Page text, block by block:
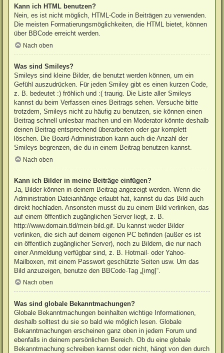
Kann ich HTML benutzen?
Nein, es ist nicht möglich, HTML-Code in Beiträgen zu verwenden.
Die meisten Formatierungsmöglichkeiten, die HTML bietet, können
über BBCode erreicht werden.
Nach oben
Was sind Smileys?
Smileys sind kleine Bilder, die benutzt werden können, um ein
Gefühl auszudrücken. Für jeden Smiley gibt es einen kurzen Code,
z. B. bedeutet :) fröhlich und :( traurig. Die Liste aller Smileys
kannst du beim Verfassen eines Beitrags sehen. Versuche bitte
trotzdem, Smileys nicht zu häufig zu benutzen, sie können einen
Beitrag schnell unlesbar machen und ein Moderator könnte deshalb
deinen Beitrag entsprechend überarbeiten oder gar komplett
löschen. Die Board-Administration kann auch die Anzahl der
Smileys begrenzen, die du in einem Beitrag benutzen kannst.
Nach oben
Kann ich Bilder in meine Beiträge einfügen?
Ja, Bilder können in deinem Beitrag angezeigt werden. Wenn die
Administration Dateianhänge erlaubt hat, kannst du das Bild auch
direkt hochladen. Ansonsten musst du zu einem Bild verlinken, das
auf einem öffentlich zugänglichen Server liegt, z. B.
http://www.domain.tld/mein-bild.gif. Du kannst weder Bilder
verlinken, die sich auf deinem eigenen PC befinden (außer es ist
ein öffentlich zugänglicher Server), noch zu Bildern, die nur nach
einer Anmeldung verfügbar sind, z. B. Hotmail- oder Yahoo-
Mailboxen, mit einem Passwort geschützte Seiten usw. Um das
Bild anzuzeigen, benutze den BBCode-Tag „[img]“.
Nach oben
Was sind globale Bekanntmachungen?
Globale Bekanntmachungen beinhalten wichtige Informationen,
deshalb solltest du sie so bald wie möglich lesen. Globale
Bekanntmachungen erscheinen ganz oben in jedem Forum und
ebenfalls in deinem persönlichen Bereich. Ob du eine globale
Bekanntmachung schreiben kannst oder nicht, hängt von den durch